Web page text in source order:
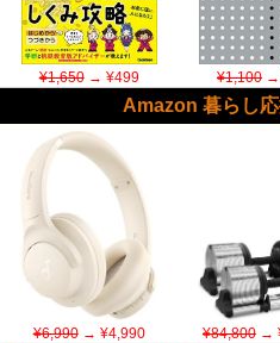
¥1,650→ ¥499 ¥1,100→
Amazon 暮らし
¥6,990→ ¥4,990 ¥84,800→